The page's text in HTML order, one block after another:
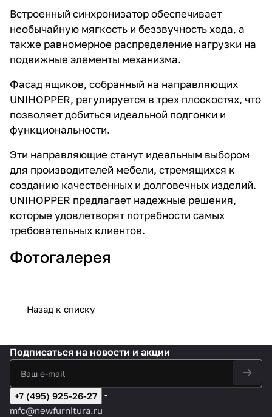
Встроенный синхронизатор обеспечивает
необычайную мягкость и беззвучность хода, а
также равномерное распределение нагрузки на
подвижные элементы механизма.
Фасад ящиков, собранный на направляющих
UNIHOPPER, регулируется в трех плоскостях, что
позволяет добиться идеальной подгонки и
функциональности.
Эти направляющие станут идеальным выбором
для производителей мебели, стремящихся к
созданию качественных и долговечных изделий.
UNIHOPPER предлагает надежные решения,
которые удовлетворят потребности самых
требовательных клиентов.
Фотогалерея
Назад к списку
Подписаться на новости и акции
+7 (495) 925-26-27
mfc@newfurnitura.ru